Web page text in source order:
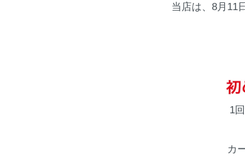
当店は、8月11
1
カ